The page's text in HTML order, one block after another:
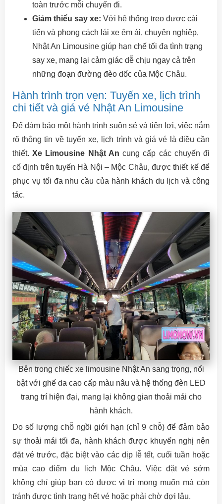
toàn trước mỗi chuyến đi.
Giảm thiểu say xe: Với hệ thống treo được cải
tiến và phong cách lái xe êm ái, chuyên nghiệp,
Nhật An Limousine giúp hạn chế tối đa tình trạng
say xe, mang lại cảm giác dễ chịu ngay cả trên
những đoạn đường đèo dốc của Mộc Châu.
Hành trình trọn vẹn: Tuyến xe, lịch trình
chi tiết và giá vé Nhật An Limousine
Để đảm bảo một hành trình suôn sẻ và tiện lợi, việc nắm
rõ thông tin về tuyến xe, lịch trình và giá vé là điều cần
thiết.Xe Limousine Nhật An cung cấp các chuyến đi
cố định trên tuyến Hà Nội – Mộc Châu, được thiết kế để
phục vụ tối đa nhu cầu của hành khách du lịch và công
tác.
Bên trong chiếc xe limousine Nhật An sang trọng, nổi
bật với ghế da cao cấp màu nâu và hệ thống đèn LED
trang trí hiện đại, mang lại không gian thoải mái cho
hành khách.
Do số lượng chỗ ngồi giới hạn (chỉ 9 chỗ) để đảm bảo
sự thoải mái tối đa, hành khách được khuyến nghị nên
đặt vé trước, đặc biệt vào các dịp lễ tết, cuối tuần hoặc
mùa cao điểm du lịch Mộc Châu. Việc đặt vé sớm
không chỉ giúp bạn có được vị trí mong muốn mà còn
tránh được tình trạng hết vé hoặc phải chờ đợi lâu.